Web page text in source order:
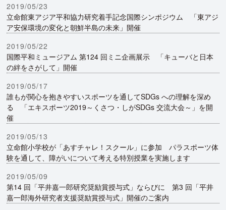
2019/05/23
立命館東アジア平和協力研究着手記念国際シンポジウム 「東アジ
ア安保環境の変化と朝鮮半島の未来」開催
2019/05/22
国際平和ミュージアム 第124 回ミニ企画展示 「キューバと日本
の絆をさがして」開催
2019/05/17
誰もが関心を抱きやすいスポーツを通してSDGs への理解を深め
る 「エキスポーツ2019～くさつ・しがSDGs 交流大会～」を開
催
2019/05/13
立命館小学校が「あすチャレ！スクール」に参加 パラスポーツ体
験を通して、障がいについて考える特別授業を実施します
2019/05/09
第14 回「平井嘉一郎研究奨励賞授与式」ならびに 第3 回「平井
嘉一郎海外研究者支援奨励賞授与式」開催のご案内